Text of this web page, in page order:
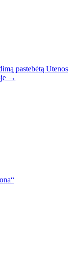
pastebėtą Utenos
→